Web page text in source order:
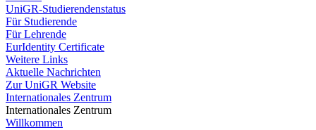
UniGR-Studierendenstatus
Für Studierende
Für Lehrende
EurIdentity Certificate
Weitere Links
Aktuelle Nachrichten
Zur UniGR Website
Internationales Zentrum
Internationales Zentrum
Willkommen